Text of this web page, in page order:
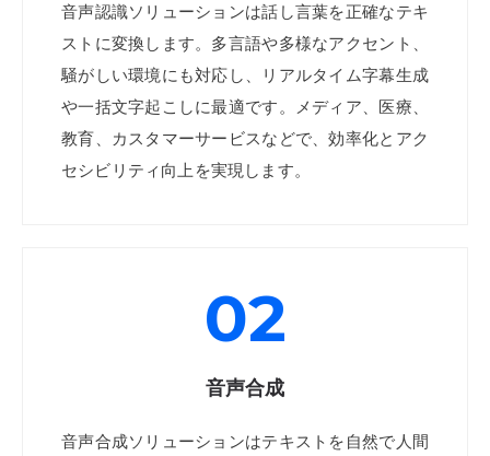
音声認識ソリューションは話し言葉を正確なテキ
ストに変換します。多言語や多様なアクセント、
騒がしい環境にも対応し、リアルタイム字幕生成
や一括文字起こしに最適です。メディア、医療、
教育、カスタマーサービスなどで、効率化とアク
セシビリティ向上を実現します。
02
音声合成
音声合成ソリューションはテキストを自然で人間